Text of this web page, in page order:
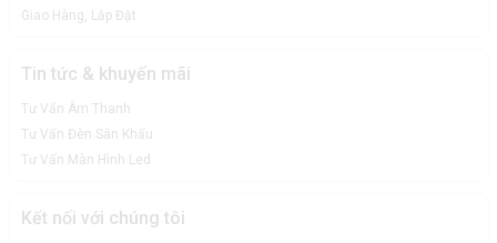
Giao Hàng, Lắp Đặt
Tin tức & khuyến mãi
Tư Vấn Âm Thanh
Tư Vấn Đèn Sân Khấu
Tư Vấn Màn Hình Led
Kết nối với chúng tôi